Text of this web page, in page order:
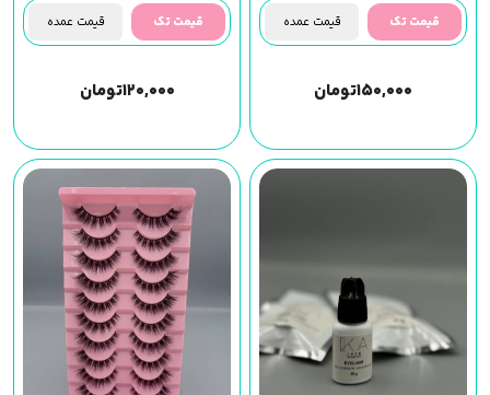
قیمت تک قیمت عمده
۱۵۰,۰۰۰تومان
قیمت تک قیمت عمده
۱۲۰,۰۰۰تومان